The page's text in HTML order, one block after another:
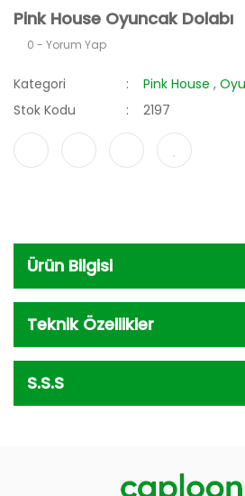
Pink House Oyuncak Dolabı
0 - Yorum Yap
Kategori Pink House ,
Stok Kodu
2197
Ürün Bilgisi
Teknik Özellikler
S.S.S